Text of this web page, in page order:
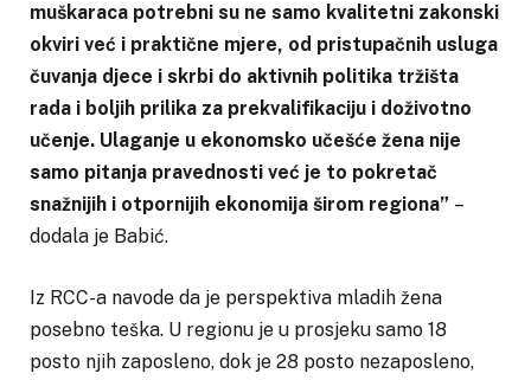
muškaraca potrebni su ne samo kvalitetni zakonski
okviri već i praktične mjere, od pristupačnih usluga
čuvanja djece i skrbi do aktivnih politika tržišta
rada i boljih prilika za prekvalifikaciju i doživotno
učenje. Ulaganje u ekonomsko učešće žena nije
samo pitanja pravednosti već je to pokretač
snažnijih i otpornijih ekonomija širom regiona” –
dodala je Babić.
Iz RCC-a navode da je perspektiva mladih žena
posebno teška. U regionu je u prosjeku samo 18
posto njih zaposleno, dok je 28 posto nezaposleno,